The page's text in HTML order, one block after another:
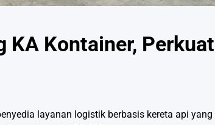
KA Kontainer,
layanan logistik berbasis kereta api